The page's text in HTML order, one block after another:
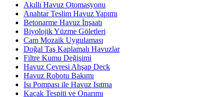
Akıllı Havuz Otomasyonu
Anahtar Teslim Havuz Yapımı
Betonarme Havuz İnşaatı
Biyolojik Yüzme Göletleri
Cam Mozaik Uygulaması
Doğal Taş Kaplamalı Havuzlar
Filtre Kumu Değişimi
Havuz Çevresi Ahşap Deck
Havuz Robotu Bakımı
Isı Pompası ile Havuz Isıtma
Kaçak Tespiti ve Onarımı